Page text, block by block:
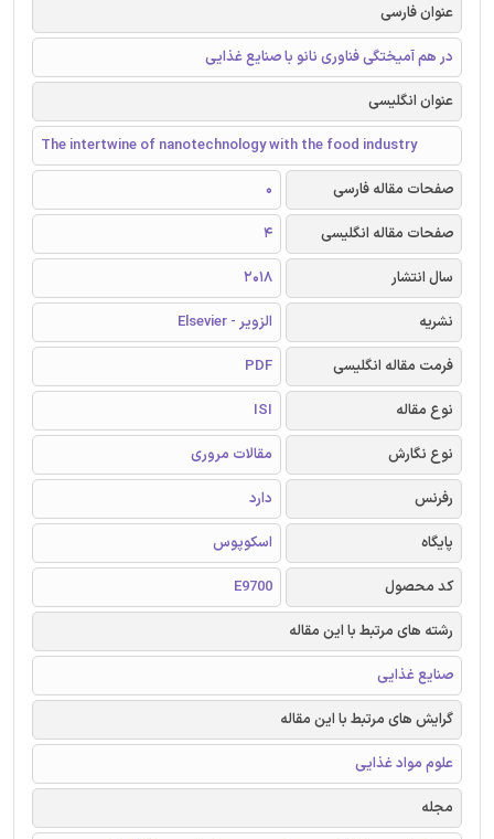
عنوان فارسی
در هم آمیختگی فناوری نانو با صنایع غذایی
عنوان انگلیسی
The intertwine of nanotechnology with the food industry
صفحات مقاله فارسی
0
صفحات مقاله انگلیسی
4
سال انتشار
2018
نشریه
الزویر - Elsevier
فرمت مقاله انگلیسی
PDF
نوع مقاله
ISI
نوع نگارش
مقالات مروری
رفرنس
دارد
پایگاه
اسکوپوس
کد محصول
E9700
رشته های مرتبط با این مقاله
صنایع غذایی
گرایش های مرتبط با این مقاله
علوم مواد غذایی
مجله